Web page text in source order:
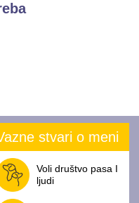
stvari o meni
Voli društvo pasa I
ljudi